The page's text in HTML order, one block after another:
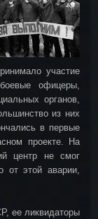
участие
офицеры,
органов,
из них
в первые
проекте. На
центр не смог
от этой аварии,
ее ликвидаторы